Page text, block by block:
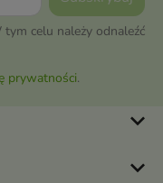
celu należy odnaleźć
prywatności.
keyboard_arrow_down
keyboard_arrow_down